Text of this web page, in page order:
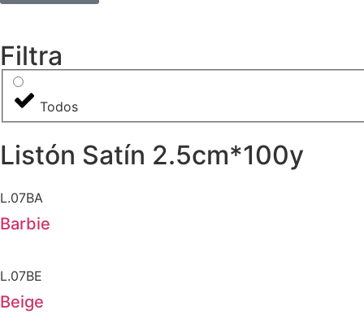
Filtra
Todos
Listón Satín 2.5cm*100y
L.07BA
Barbie
L.07BE
Beige